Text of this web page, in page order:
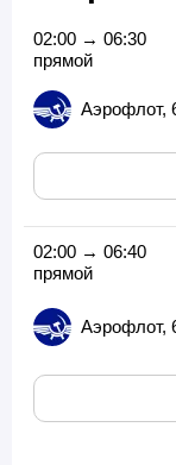
02:00 → 06:30
прямой
Аэрофлот,
02:00 → 06:40
прямой
Аэрофлот,